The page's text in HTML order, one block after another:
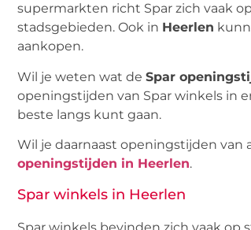
supermarkten richt Spar zich vaak
stadsgebieden. Ook in Heerlen
aankopen.
Wil je weten wat de Spar
openingstijden van Spar winkels in
beste langs kunt gaan.
Wil je daarnaast openingstijden
openingstijden in Heerlen.
Spar winkels in Heerlen